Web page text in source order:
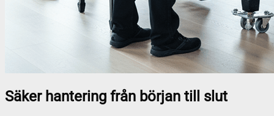
Säker hantering från början till slut